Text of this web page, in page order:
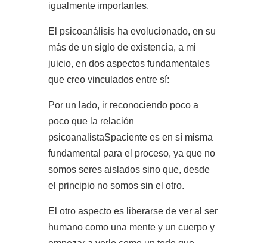
igualmente importantes.
El psicoanálisis ha evolucionado, en su
más de un siglo de existencia, a mi
juicio, en dos aspectos fundamentales
que creo vinculados entre sí:
Por un lado, ir reconociendo poco a
poco que la relación
psicoanalistaSpaciente es en sí misma
fundamental para el proceso, ya que no
somos seres aislados sino que, desde
el principio no somos sin el otro.
El otro aspecto es liberarse de ver al ser
humano como una mente y un cuerpo y